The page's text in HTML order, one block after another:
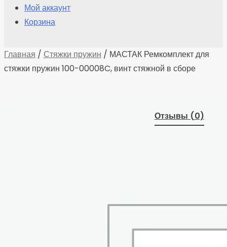
Мой аккаунт
Корзина
Главная / Стяжки пружин / МАСТАК Ремкомплект для
стяжки пружин 100-00008C, винт стяжной в сборе
Отзывы (0)